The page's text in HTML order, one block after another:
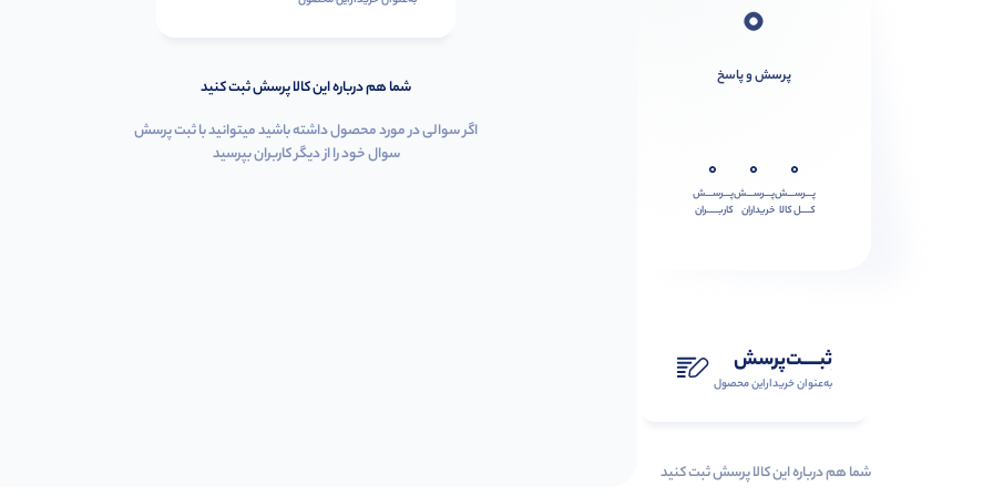
0
پرسش و پاسخ
0
پـــرســـش
کــــل کالا
0
پـــرســـش
خریداران
0
پـــرســـش
کاربـــــران
ثبـــــت‌پرسش
به‌عنوان ‌خریدار‌این‌ محصول
شما هم درباره این کالا پرسش ثبت کنید
شما هم درباره این کالا پرسش ثبت کنید
اگر سوالی در مورد محصول داشته باشید میتوانید با ثبت پرسش
سوال خود را از دیگر کاربران بپرسید